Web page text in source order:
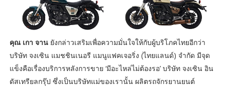
คุณ เกา จาน ยังกล่าวเสริมเพื่อความมั่นใจให้กับผู้บริโภคไทยอีกว่า
บริษัท จงเซิน แมชชินเนอรี แมนูแฟคเจอริ่ง (ไทยแลนด์) จำกัด มีจุด
แข็งคือเรื่องบริการหลังการขาย ‘มีอะไหล่ไม่ต้องรอ’ บริษัท จงเซิน อิน
ดัสเทรียลกรุ๊ป ซึ่งเป็นบริษัทแม่ของเรานั้น ผลิตรถจักรยานยนต์